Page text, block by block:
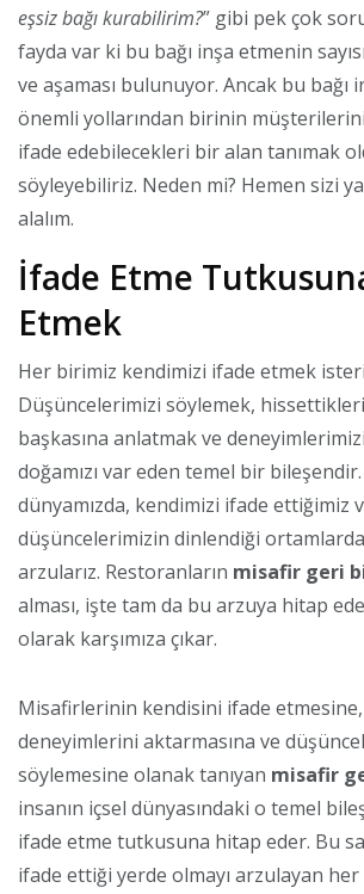
eşsiz bağı kurabilirim?” gibi pek çok
fayda var ki bu bağı inşa etmenin
ve aşaması bulunuyor. Ancak bu bağı
önemli yollarından birinin
ifade edebilecekleri bir alan tanımak
söyleyebiliriz. Neden mi? Hemen sizi
alalım.
İfade Etme
Etmek
Her birimiz kendimizi ifade etmek
Düşüncelerimizi söylemek,
başkasına anlatmak ve
doğamızı var eden temel bir bileşendir.
dünyamızda, kendimizi ifade ettiğimiz
düşüncelerimizin dinlendiği
arzularız. Restoranların misafir geri
alması, işte tam da bu arzuya hitap
olarak karşımıza çıkar.
Misafirlerinin kendisini ifade etmesine,
deneyimlerini aktarmasına ve
söylemesine olanak tanıyan misafir
insanın içsel dünyasındaki o temel
ifade etme tutkusuna hitap eder. Bu
ifade ettiği yerde olmayı arzulayan